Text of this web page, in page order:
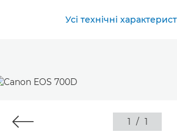
Усі технічні
1 / 1